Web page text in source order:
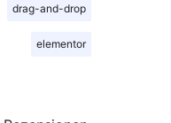
drag-and-drop
elementor